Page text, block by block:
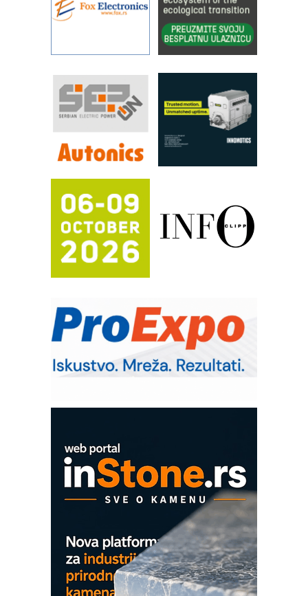
Filtration Group Industrial – Napredna
rešenja za filtraciju u hidrauličkim i
procesnim sistemima
Art Utopia Studio – vizuelne priče
RILINEX kompanije Rittal
FANUC: Najbolje za vašu pametnu
automatizaciju
Efikasno upravljanje energijom
Automatizacija pakovanja · Display
Proizvodnja iC7 Hybrid 1500 VDC
mrežnog pretvarača sa tečnim
hlađenjem
Potpuna efikasnost bez složenih
sistema
IB BLUMENAUER - više od 40 godina
poverenja u industriji
RMQ-TITAN ADVANCED INDICATOR
– Pametna signalizacija za efikasnije
upravljanje mašinama
EVOKS Maintenance Management
ROSA i SCHUNK podižu proizvodnju
na viši nivo
Detekcija različitih oblika
MAREX - Lim i mašine za savremena